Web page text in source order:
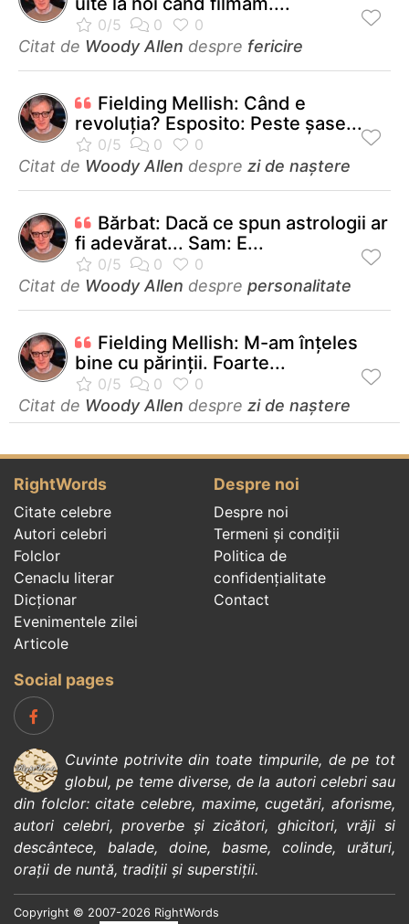
Citat de Woody Allen despre fericire
Fielding Mellish: Când e
revoluţia? Esposito: Peste şase...
Citat de Woody Allen despre zi de naștere
Bărbat: Dacă ce spun astrologii ar
fi adevărat... Sam: E...
Citat de Woody Allen despre personalitate
Fielding Mellish: M-am înţeles
bine cu părinţii. Foarte...
Citat de Woody Allen despre zi de naștere
RightWords
Citate celebre
Autori celebri
Folclor
Cenaclu literar
Dicționar
Evenimentele zilei
Articole
Despre noi
Despre noi
Termeni și condiții
Politica de
confidenţialitate
Contact
Social pages
Cuvinte potrivite din toate timpurile, de pe tot
globul, pe teme diverse, de la autori celebrisau
din folclor:citate celebre, maxime,cugetări,aforisme,
autori celebri,proverbe și zicători, ghicitori, vrăji si
descântece, balade, doine, basme, colinde, urături,
orații de nuntă, tradiții și superstiții.
Copyright © 2007-2026 RightWords